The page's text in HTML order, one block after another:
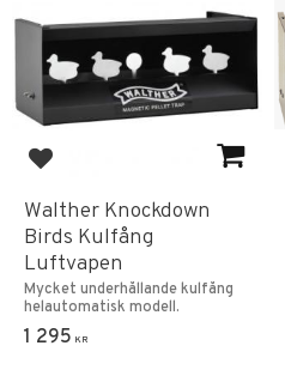
Lägg till i favoriter
Walther Knockdown
Birds Kulfång
Luftvapen
Mycket underhållande kulfång
helautomatisk modell.
1 295 KR